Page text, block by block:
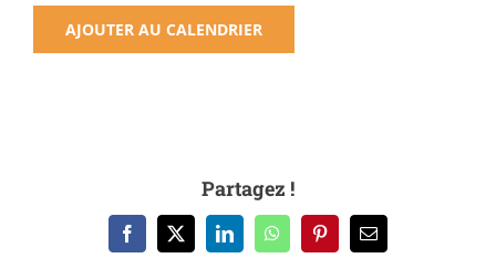
AJOUTER AU CALENDRIER
Partagez !
Facebook
X LinkedInWhatsAppPinterestEmail